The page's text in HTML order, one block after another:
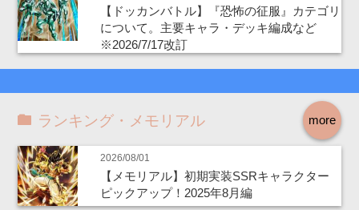
【ドッカンバトル】『恐怖の征服』カテゴリ
について。主要キャラ・デッキ編成など
※2026/7/17改訂
more
ランキング・メモリアル
2026/08/01
【メモリアル】初期実装SSRキャラクター
ピックアップ！2025年8月編